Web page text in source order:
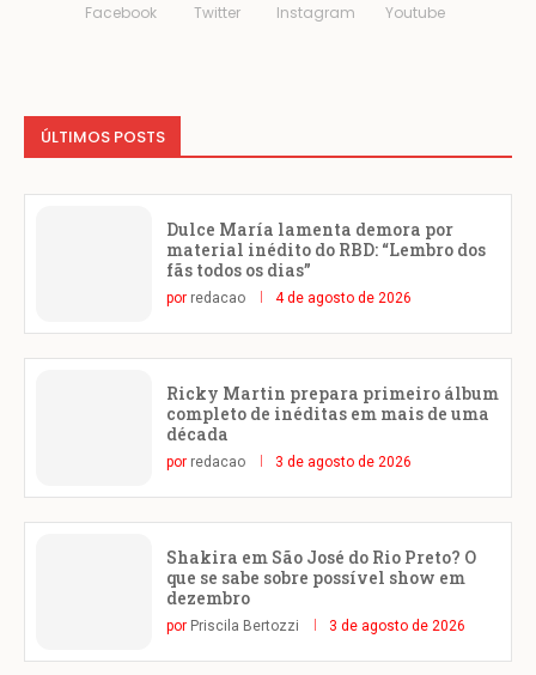
Facebook Twitter Instagram Youtube
ÚLTIMOS POSTS
Dulce María lamenta demora por
material inédito do RBD: “Lembro dos
fãs todos os dias”
por redacao 4 de agosto de 2026
Ricky Martin prepara primeiro álbum
completo de inéditas em mais de uma
década
por redacao 3 de agosto de 2026
Shakira em São José do Rio Preto? O
que se sabe sobre possível show em
dezembro
por Priscila Bertozzi 3 de agosto de 2026